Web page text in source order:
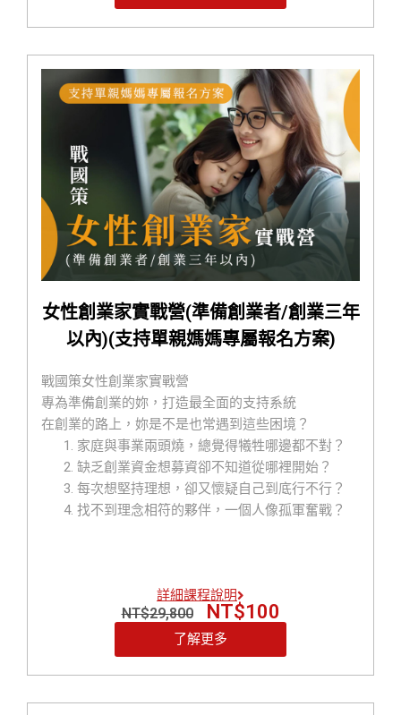
3️⃣ 「會開發」—— 培養資訊同仁具備 AI 自動化程式開
發能力，加速智慧化轉型。
女性創業家實戰營(準備創業者/創業三年
以內)(支持單親媽媽專屬報名方案)
戰國策女性創業家實戰營
專為準備創業的妳，打造最全面的支持系統
在創業的路上，妳是不是也常遇到這些困境？
家庭與事業兩頭燒，總覺得犧牲哪邊都不對？
缺乏創業資金想募資卻不知道從哪裡開始？
每次想堅持理想，卻又懷疑自己到底行不行？
找不到理念相符的夥伴，一個人像孤軍奮戰？
擔心太高調、不敢建立個人品牌，只想默默努
每天時間被切得零碎，根本無法靜下心來做計
想靠興趣創業，但卻缺乏一套真正獲利的商業模
詳細課程說明
NT$29,800 NT$100
了解更多